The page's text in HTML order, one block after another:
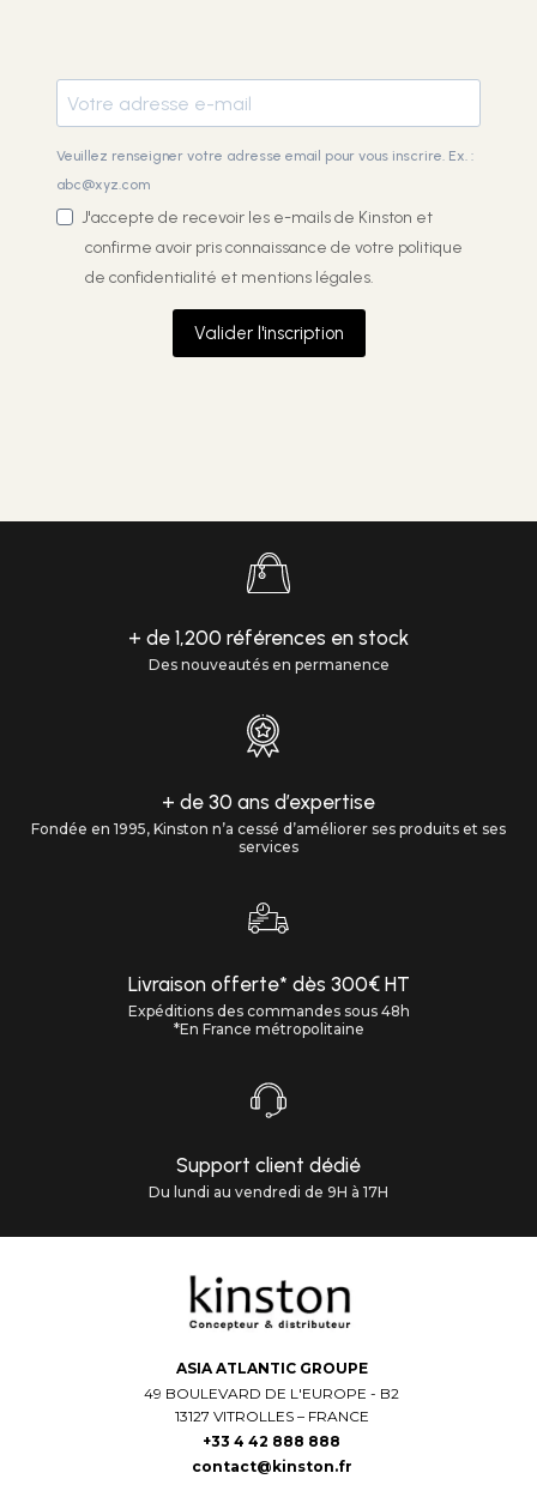
Veuillez renseigner votre adresse email pour vous inscrire. Ex. :
abc@xyz.com
J'accepte de recevoir les e-mails de Kinston et
confirme avoir pris connaissance de votre politique
de confidentialité et mentions légales.
Valider l'inscription
+ de 1,200 références en stock
Des nouveautés en permanence
+ de 30 ans d’expertise
Fondée en 1995, Kinston n’a cessé d’améliorer ses produits et ses
services
Livraison offerte* dès 300€ HT
Expéditions des commandes sous 48h
*En France métropolitaine
Support client dédié
Du lundi au vendredi de 9H à 17H
ASIA ATLANTIC GROUPE
49 BOULEVARD DE L'EUROPE - B2
13127 VITROLLES – FRANCE
+33 4 42 888 888
contact@kinston.fr